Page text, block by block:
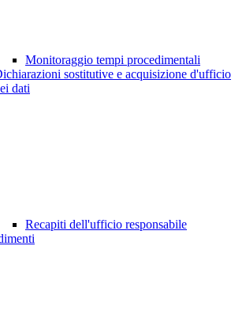
Monitoraggio tempi procedimentali
sostitutive e acquisizione d'ufficio
dati
Recapiti dell'ufficio responsabile